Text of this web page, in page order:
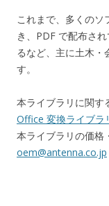
これまで、多くの
き、PDF で配布さ
るなど、主に土木・
す。
本ライブラリに関す
Office 変換ライブラ
本ライブラリの価格
oem@antenna.co.jp